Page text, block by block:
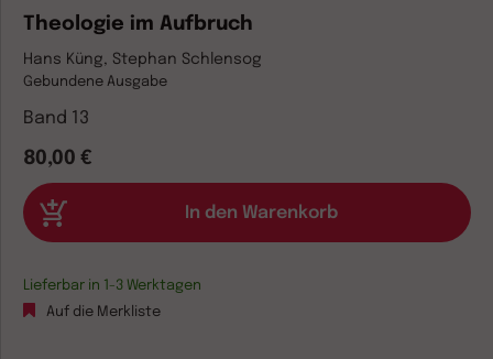
Theologie im Aufbruch
Hans Küng, Stephan Schlensog
Gebundene Ausgabe
Band 13
80,00 €
Lieferbar in 1-3 Werktagen
Auf die Merkliste